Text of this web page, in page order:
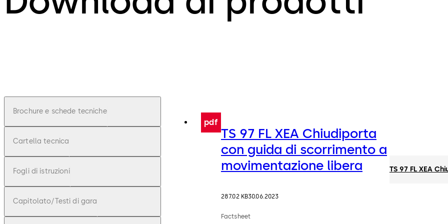
Brochure e schede tecniche
Cartella tecnica
Fogli di istruzioni
Capitolato/Testi di gara
pdf
TS 97 FL XEA Chiudiporta
con guida di scorrimento a
movimentazione libera
287.02 KB30.06.2023
Factsheet
TS 97 FL XEA